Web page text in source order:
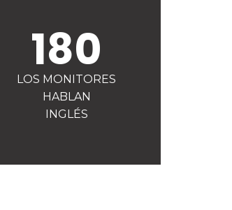
180
LOS MONITORES
HABLAN
INGLÉS